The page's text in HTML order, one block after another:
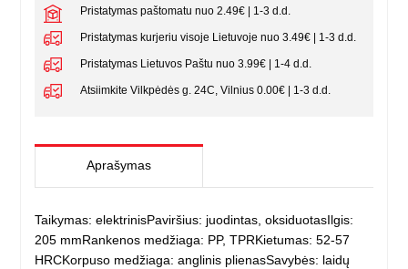
Pristatymas paštomatu nuo 2.49€ | 1-3 d.d.
Pristatymas kurjeriu visoje Lietuvoje nuo 3.49€ | 1-3 d.d.
Pristatymas Lietuvos Paštu nuo 3.99€ | 1-4 d.d.
Atsiimkite Vilkpėdės g. 24C, Vilnius 0.00€ | 1-3 d.d.
Aprašymas
Taikymas: elektrinisPaviršius: juodintas, oksiduotasIlgis:
205 mmRankenos medžiaga: PP, TPRKietumas: 52-57
HRCKorpuso medžiaga: anglinis plienasSavybės: laidų